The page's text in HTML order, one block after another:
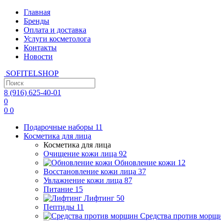
Главная
Бренды
Оплата и доставка
Услуги косметолога
Контакты
Новости
SOFITELSHOP
8 (916) 625-40-01
0
0 0
Подарочные наборы 11
Косметика для лица
Косметика для лица
Очищение кожи лица 92
Обновление кожи 12
Восстановление кожи лица 37
Увлажнение кожи лица 87
Питание 15
Лифтинг 50
Пептиды 11
Средства против